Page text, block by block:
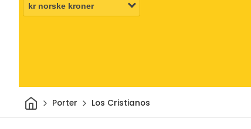
HjemPorter Los Cristianos